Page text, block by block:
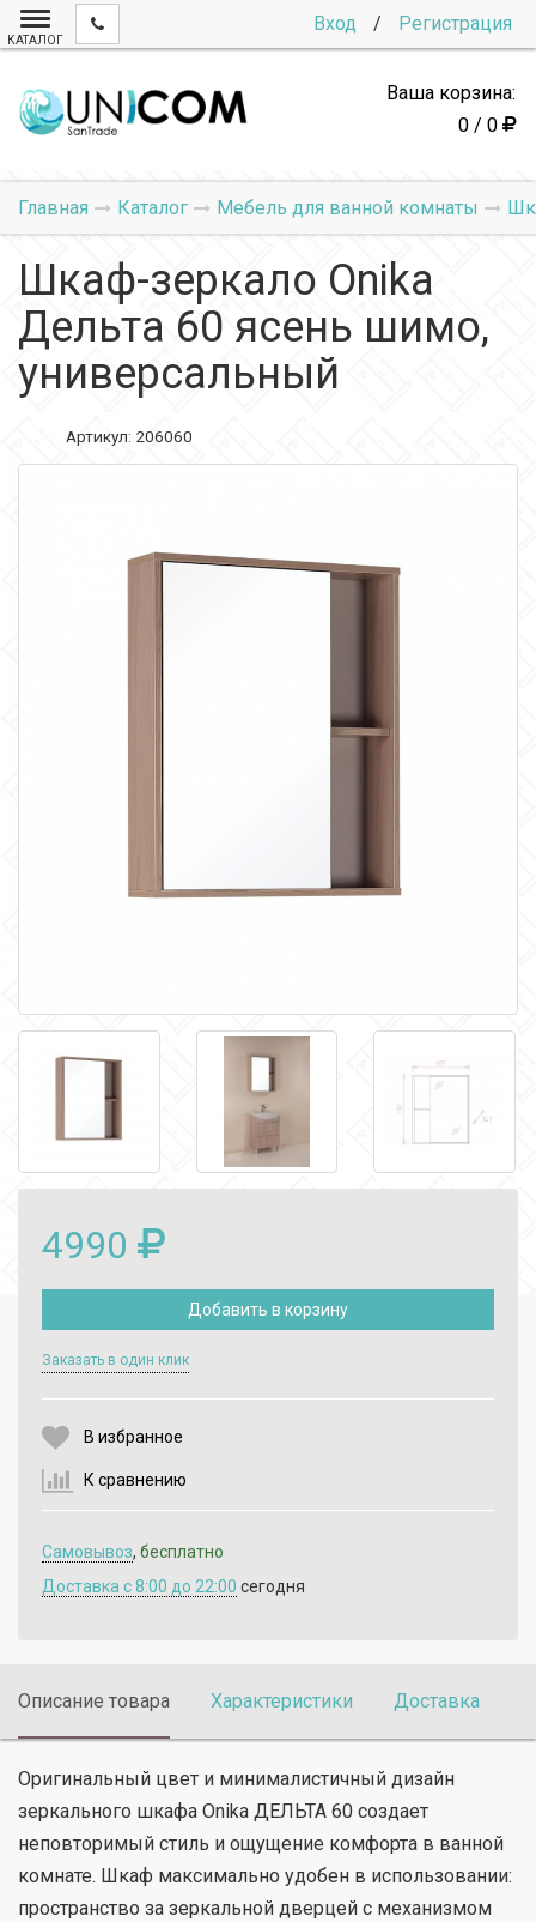
Вход / Регистрация
КАТАЛОГ
Ваша корзина:
0 / 0
Главная Каталог Мебель для ванной комнаты
Шкаф-зеркало Onika
Дельта 60 ясень шимо,
универсальный
Артикул: 206060
4990
Добавить в корзину
Заказать в один клик
В избранное
К сравнению
Самовывоз, бесплатно
Доставка c 8:00 до 22:00 сегодня
Описание товара Характеристики Доставка
Оригинальный цвет и минималистичный дизайн
зеркального шкафа Onika ДЕЛЬТА 60 создает
неповторимый стиль и ощущение комфорта в ванной
комнате. Шкаф максимально удобен в использовании:
пространство за зеркальной дверцей с механизмом